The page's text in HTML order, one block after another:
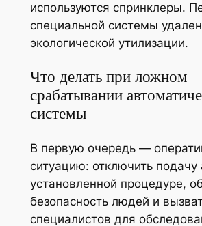
используются спринклеры.
специальной системы
экологической утилизации.
Что делать при ложном
срабатывании
системы
В первую очередь —
ситуацию: отключить подачу
установленной процедуре,
безопасность людей и
специалистов для